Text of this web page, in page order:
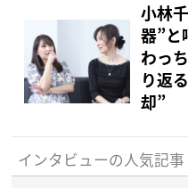
小林
器”と
わっ
り返
却”
インタビューの人気記事